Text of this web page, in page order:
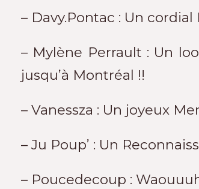
– Davy.Pontac : Un cordial
– Mylène Perrault : Un
jusqu’à Montréal !!
– Vanessza : Un joyeux
– Ju Poup’ : Un
– Poucedecoup :